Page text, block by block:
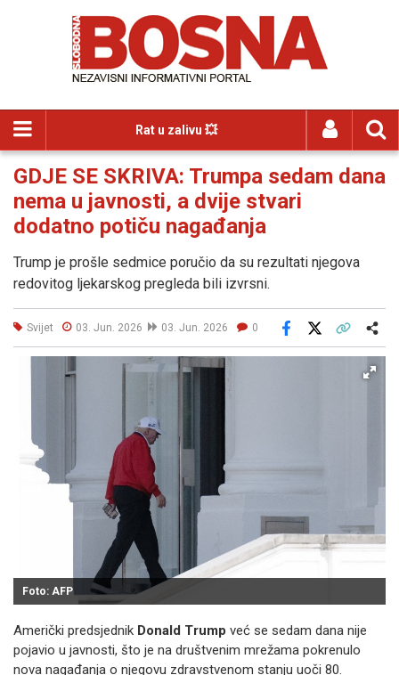
Rat u zalivu 💥
GDJE SE SKRIVA: Trumpa sedam dana
nema u javnosti, a dvije stvari
dodatno potiču nagađanja
Trump je prošle sedmice poručio da su rezultati njegova
redovitog ljekarskog pregleda bili izvrsni.
Svijet 03. Jun. 2026 03. Jun. 2026 0
Facebook
Foto: AFP
Američki predsjednik Donald Trump već se sedam dana nije
pojavio u javnosti, što je na društvenim mrežama pokrenulo
nova nagađanja o njegovu zdravstvenom stanju uoči 80.